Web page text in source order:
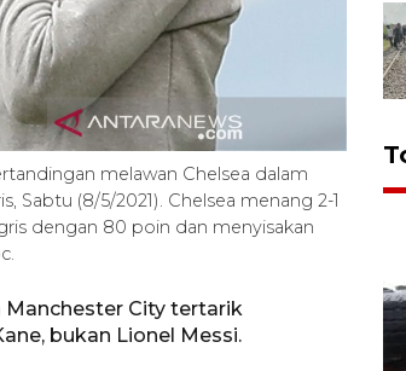
melawan Chelsea dalam
Sabtu (8/5/2021). Chelsea menang 2-1
dengan 80 poin dan menyisakan
Manchester City tertarik
bukan Lionel Messi.